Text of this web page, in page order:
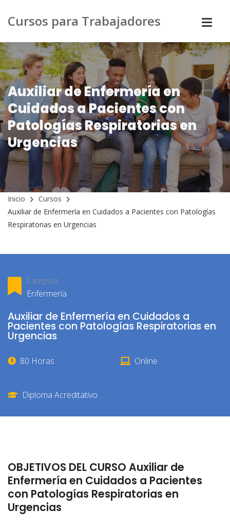
Cursos para Trabajadores
Auxiliar de Enfermería en
Cuidados a Pacientes con
Patologías Respiratorias en
Urgencias
Inicio
Cursos
Auxiliar de Enfermería en Cuidados a Pacientes con Patologías
Respiratorias en Urgencias
Categoría
Enfermería
Auxiliar de Enfermería en Cuidados a
Pacientes con Patologías Respiratorias en
Urgencias
80 Horas Online
Diploma Acreditativo
OBJETIVOS DEL CURSO Auxiliar de
Enfermería en Cuidados a Pacientes
con Patologías Respiratorias en
Urgencias